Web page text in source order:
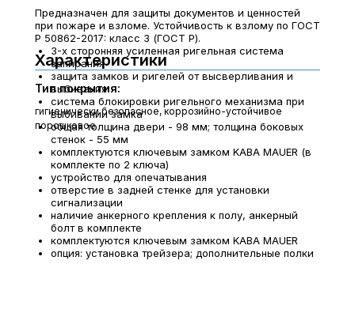
Предназначен для защиты документов и ценностей
при пожаре и взломе. Устойчивость к взлому по ГОСТ
Р 50862-2017: класс 3 (ГОСТ Р).
3-х сторонняя усиленная ригельная система
запирания
защита замков и ригелей от высверливания и
выбивания
система блокировки ригельного механизма при
выбивании замка
общая толщина двери - 98 мм; толщина боковых
стенок - 55 мм
комплектуются ключевым замком KABA MAUER (в
комплекте по 2 ключа)
устройство для опечатывания
отверстие в задней стенке для установки
сигнализации
наличие анкерного крепления к полу, анкерный
болт в комплекте
комплектуются ключевым замком KABA MAUER
опция: установка трейзера; дополнительные полки
Характеристики
гигиенически безопасное, коррозийно-устойчивое
порошковое
Тип покрытия: